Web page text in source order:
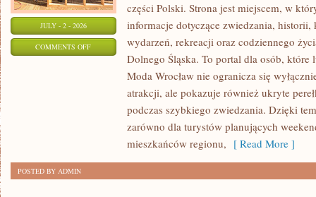
JULY - 2 - 2026
COMMENTS OFFON
części Polski. Strona jest miejscem, w
informacje dotyczące zwiedzania,
wydarzeń, rekreacji oraz codziennego
Dolnego Śląska. To portal dla osób,
Moda Wrocław nie ogranicza się
atrakcji, ale pokazuje również ukryte
podczas szybkiego zwiedzania. Dzięki
zarówno dla turystów planujących
mieszkańców regionu, [ Read More ]
POSTED BY ADMIN